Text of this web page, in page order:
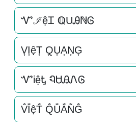
ᏉℐệᏆ ℚUᎯℕᎶ
V͎I͎ệT͎ Q͎U͎A͎N͎G͎
ᏉiệᎿ ᏄᏌᎯᏁᎶ
V̐I̐ệT̐ Q̐U̐A̐N̐G̐